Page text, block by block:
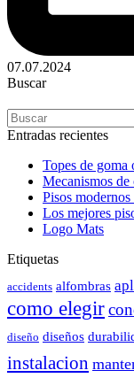
07.07.2024
Buscar
Entradas recientes
Topes de goma
Mecanismos
Pisos
Los mejores
Logo Mats
Etiquetas
accidents alfombras
como elegir
diseño diseños
instalacion